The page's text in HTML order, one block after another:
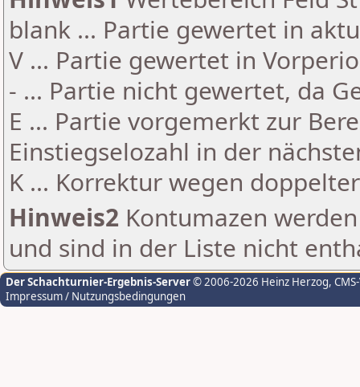
blank ... Partie gewertet in
V ... Partie gewertet in
- ... Partie nicht gewertet, da
E ... Partie vorgemerkt zur
Einstiegselozahl in der
K ... Korrektur wegen
Hinweis2 Kontumazen
und sind in der Liste nicht
Der Schachturnier-Ergebnis-Server© 2006-2026 Heinz Herzog,
Impressum / Nutzungsbedingungen